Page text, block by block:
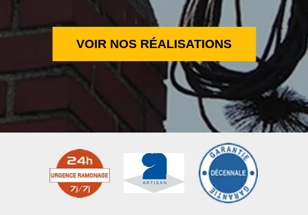
VOIR NOS RÉALISATIONS